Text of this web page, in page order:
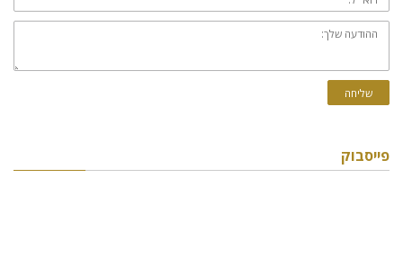
ההודעה
שלך:
שליחה
פייסבוק